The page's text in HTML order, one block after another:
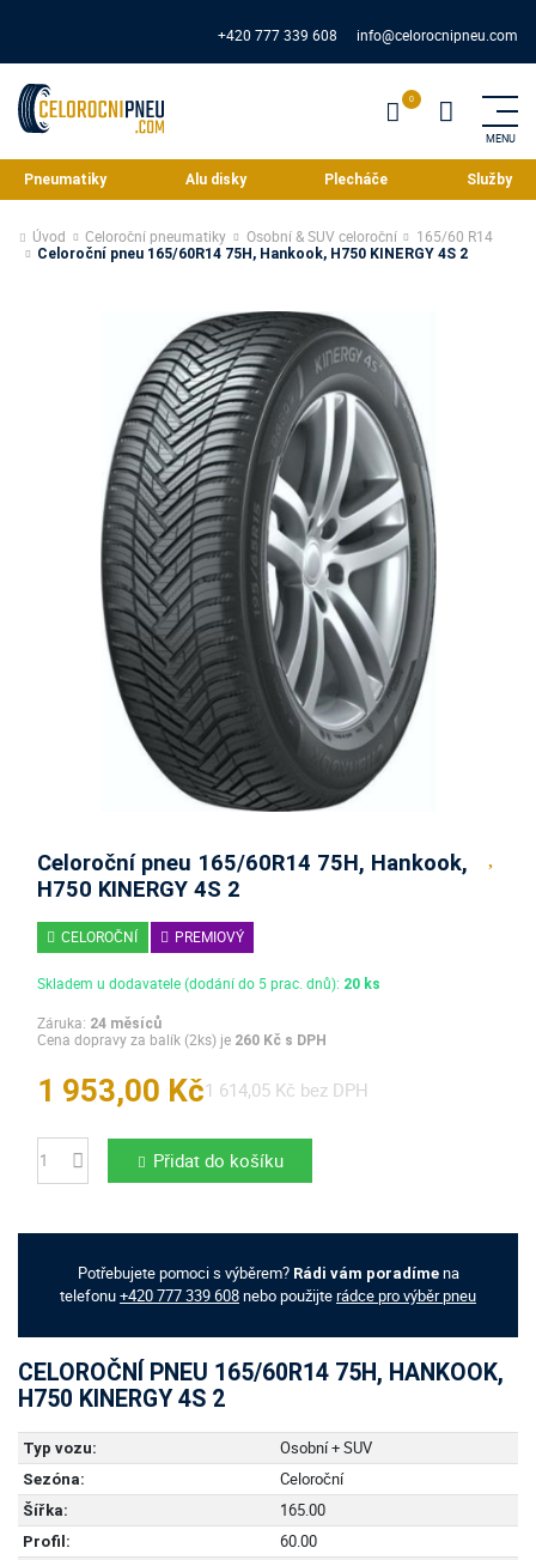
+420 777 339 608 info@celorocnipneu.com
Pneumatiky Alu disky Plecháče Služby
Úvod Celoroční pneumatiky Osobní & SUV celoroční 165/60 R14
Celoroční pneu 165/60R14 75H, Hankook, H750 KINERGY 4S 2
Celoroční pneu 165/60R14 75H, Hankook,
H750 KINERGY 4S 2
CELOROČNÍ PREMIOVÝ
Skladem u dodavatele (dodání do 5 prac. dnů): 20 ks
Záruka: 24 měsíců
Cena dopravy za balík (2ks) je 260 Kč s DPH
1 953,00 Kč1 614,05 Kč bez DPH
Počet Přidat do košíku
Potřebujete pomoci s výběrem? Rádi vám poradímena
telefonu+420 777 339 608nebo použijterádce pro výběr pneu
CELOROČNÍ PNEU 165/60R14 75H, HANKOOK,
H750 KINERGY 4S 2
Typ vozu: Osobní + SUV
Sezóna: Celoroční
Šířka: 165.00
Profil: 60.00